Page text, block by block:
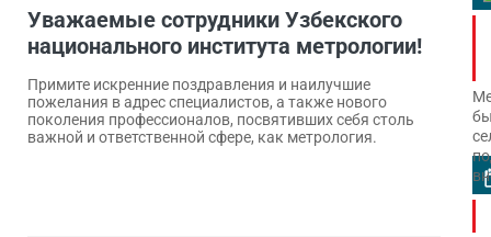
Уважаемые сотрудники Узбекского
национального института метрологии!
Примите искренние поздравления и наилучшие
пожелания в адрес специалистов, а также нового
поколения профессионалов, посвятивших себя столь
важной и ответственной сфере, как метрология.